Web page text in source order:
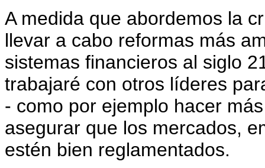
A medida que abordemos la
llevar a cabo reformas más
sistemas financieros al siglo
trabajaré con otros líderes
- como por ejemplo hacer
asegurar que los mercados,
estén bien reglamentados.